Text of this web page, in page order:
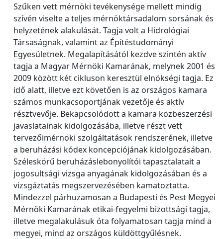
Szűken vett mérnöki tevékenysége mellett mindig
szívén viselte a teljes mérnöktársadalom sorsának és
helyzetének alakulását. Tagja volt a Hidrológiai
Társaságnak, valamint az Építéstudományi
Egyesületnek. Megalapításától kezdve szintén aktív
tagja a Magyar Mérnöki Kamarának, melynek 2001 és
2009 között két cikluson keresztül elnökségi tagja. Ez
idő alatt, illetve ezt követően is az országos kamara
számos munkacsoportjának vezetője és aktív
résztvevője. Bekapcsolódott a kamara közbeszerzési
javaslatainak kidolgozásába, illetve részt vett
tervezőimérnöki szolgáltatások rendszerének, illetve
a beruházási kódex koncepciójának kidolgozásában.
Széleskörű beruházáslebonyolítói tapasztalatait a
jogosultsági vizsga anyagának kidolgozásában és a
vizsgáztatás megszervezésében kamatoztatta.
Mindezzel párhuzamosan a Budapesti és Pest Megyei
Mérnöki Kamarának etikai-fegyelmi bizottsági tagja,
illetve megalakulásuk óta folyamatosan tagja mind a
megyei, mind az országos küldöttgyűlésnek.